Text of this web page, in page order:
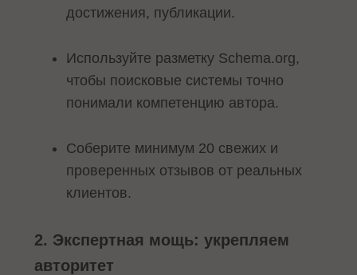
достижения, публикации.
Используйте разметку Schema.org,
чтобы поисковые системы точно
понимали компетенцию автора.
Соберите минимум 20 свежих и
проверенных отзывов от реальных
клиентов.
2. Экспертная мощь: укрепляем
авторитет